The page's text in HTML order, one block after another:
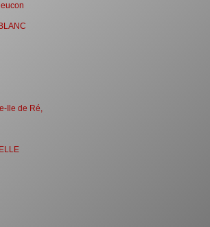
Ile de Ré,